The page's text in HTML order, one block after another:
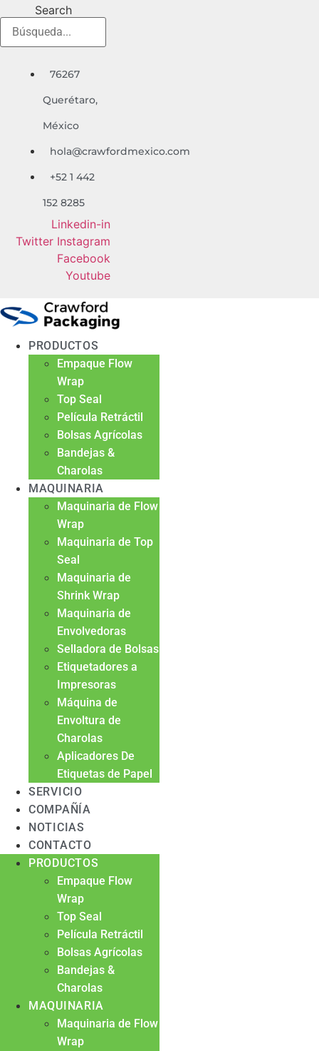
contenido
Search
76267
Querétaro,
México
hola@crawfordmexico.com
+52 1 442
152 8285
Linkedin-in
Twitter Instagram
Facebook
Youtube
PRODUCTOS
Empaque Flow
Wrap
Top Seal
Película Retráctil
Bolsas Agrícolas
Bandejas &
Charolas
MAQUINARIA
Maquinaria de Flow
Wrap
Maquinaria de Top
Seal
Maquinaria de
Shrink Wrap
Maquinaria de
Envolvedoras
Selladora de Bolsas
Etiquetadores a
Impresoras
Máquina de
Envoltura de
Charolas
Aplicadores De
Etiquetas de Papel
SERVICIO
COMPAÑÍA
NOTICIAS
CONTACTO
PRODUCTOS
Empaque Flow
Wrap
Top Seal
Película Retráctil
Bolsas Agrícolas
Bandejas &
Charolas
MAQUINARIA
Maquinaria de Flow
Wrap